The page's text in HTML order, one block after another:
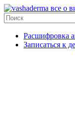
все о
Расшифровка
Записаться к